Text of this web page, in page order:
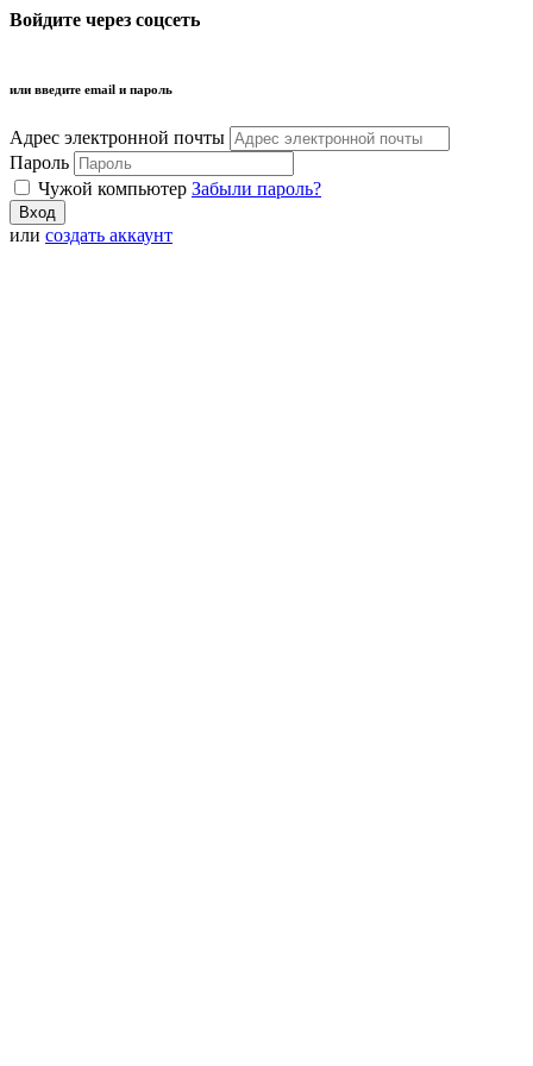
Войдите через соцсеть
или введите email и пароль
Адрес электронной почты
Пароль
Чужой компьютер Забыли пароль?
или создать аккаунт